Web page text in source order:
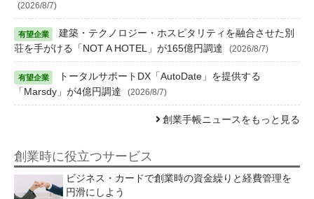
(2026/8/7)
建築・テクノロジー・ホスピタリティを融合させた別
荘を手がける「NOT A HOTEL」が165億円調達
(2026/8/7)
トータルサポートDX「AutoDate」を提供する
「Marsdy」が4億円調達
(2026/8/7)
創業手帳ニュースをもっと見る
創業時に役立つサービス
ビジネス・カードで創業時の資金繰りと経費管理を
円滑にしよう